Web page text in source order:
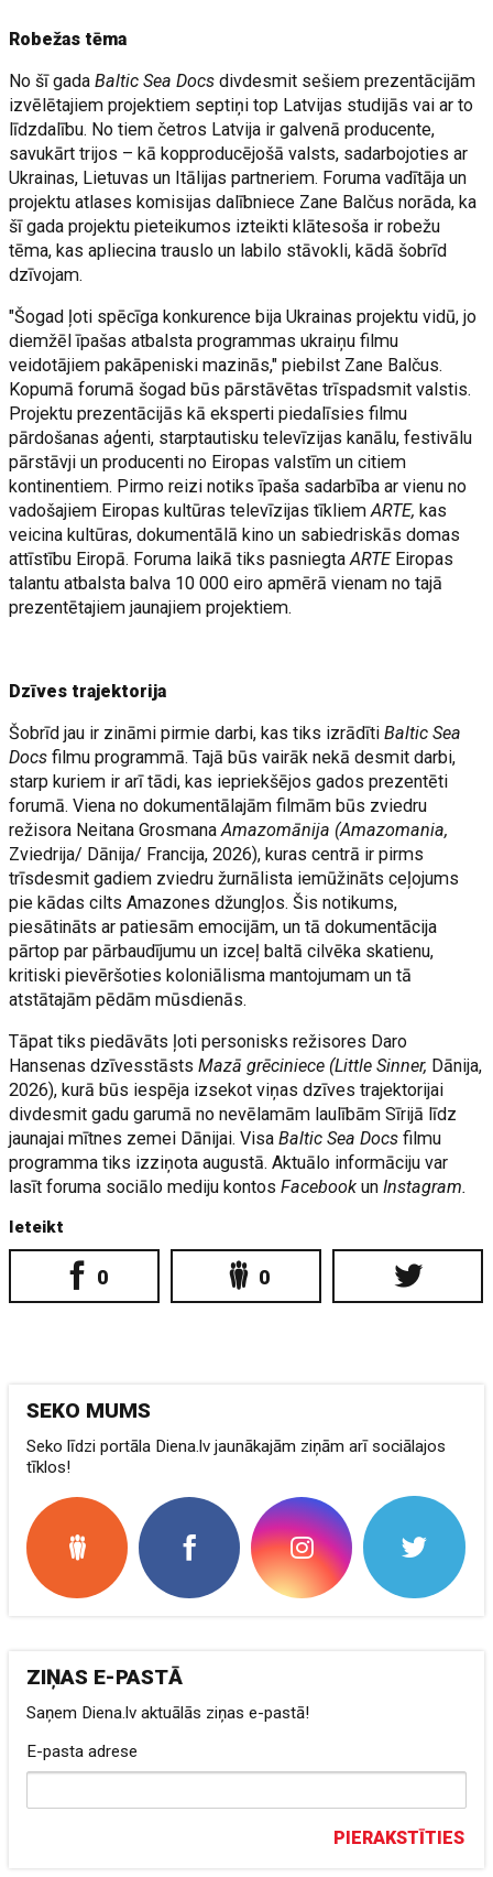
Robežas tēma
No šī gadaBaltic Sea Docs divdesmit sešiem prezentācijām
izvēlētajiem projektiem septiņi top Latvijas studijās vai ar to
līdzdalību. No tiem četros Latvija ir galvenā producente,
savukārt trijos – kā kopproducējošā valsts, sadarbojoties ar
Ukrainas, Lietuvas un Itālijas partneriem. Foruma vadītāja un
projektu atlases komisijas dalībniece Zane Balčus norāda, ka
šī gada projektu pieteikumos izteikti klātesoša ir robežu
tēma, kas apliecina trauslo un labilo stāvokli, kādā šobrīd
dzīvojam.
"Šogad ļoti spēcīga konkurence bija Ukrainas projektu vidū, jo
diemžēl īpašas atbalsta programmas ukraiņu filmu
veidotājiem pakāpeniski mazinās," piebilst Zane Balčus.
Kopumā forumā šogad būs pārstāvētas trīspadsmit valstis.
Projektu prezentācijās kā eksperti piedalīsies filmu
pārdošanas aģenti, starptautisku televīzijas kanālu, festivālu
pārstāvji un producenti no Eiropas valstīm un citiem
kontinentiem. Pirmo reizi notiks īpaša sadarbība ar vienu no
vadošajiem Eiropas kultūras televīzijas tīkliemARTE, kas
veicina kultūras, dokumentālā kino un sabiedriskās domas
attīstību Eiropā. Foruma laikā tiks pasniegtaARTEEiropas
talantu atbalsta balva 10 000 eiro apmērā vienam no tajā
prezentētajiem jaunajiem projektiem.
Dzīves trajektorija
Šobrīd jau ir zināmi pirmie darbi, kas tiks izrādītiBaltic Sea
Docs filmu programmā. Tajā būs vairāk nekā desmit darbi,
starp kuriem ir arī tādi, kas iepriekšējos gados prezentēti
forumā. Viena no dokumentālajām filmām būs zviedru
režisora Neitana GrosmanaAmazomānija (Amazomania,
Zviedrija/ Dānija/ Francija, 2026), kuras centrā ir pirms
trīsdesmit gadiem zviedru žurnālista iemūžināts ceļojums
pie kādas cilts Amazones džungļos. Šis notikums,
piesātināts ar patiesām emocijām, un tā dokumentācija
pārtop par pārbaudījumu un izceļ baltā cilvēka skatienu,
kritiski pievēršoties koloniālisma mantojumam un tā
atstātajām pēdām mūsdienās.
Tāpat tiks piedāvāts ļoti personisks režisores Daro
Hansenas dzīvesstāstsMazā grēciniece (Little Sinner, Dānija,
2026), kurā būs iespēja izsekot viņas dzīves trajektorijai
divdesmit gadu garumā no nevēlamām laulībām Sīrijā līdz
jaunajai mītnes zemei Dānijai. VisaBaltic Sea Docs filmu
programma tiks izziņota augustā. Aktuālo informāciju var
lasīt foruma sociālo mediju kontosFacebook un Instagram.
Ieteikt
0 0
SEKO MUMS
Seko līdzi portāla Diena.lv jaunākajām ziņām arī sociālajos
tīklos!
ZIŅAS E-PASTĀ
Saņem Diena.lv aktuālās ziņas e-pastā!
E-pasta adrese
PIERAKSTĪTIES